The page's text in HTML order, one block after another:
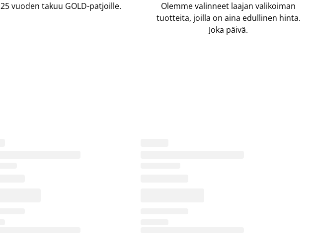
25 vuoden takuu GOLD-patjoille.
Olemme valinneet laajan valikoiman
tuotteita, joilla on aina edullinen hinta.
Joka päivä.